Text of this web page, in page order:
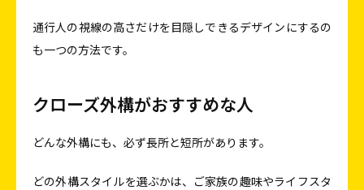
通行人の視線の高さだけを目隠しできるデザインにするの
も一つの方法です。
クローズ外構がおすすめな人
どんな外構にも、必ず長所と短所があります。
どの外構スタイルを選ぶかは、ご家族の趣味やライフスタ